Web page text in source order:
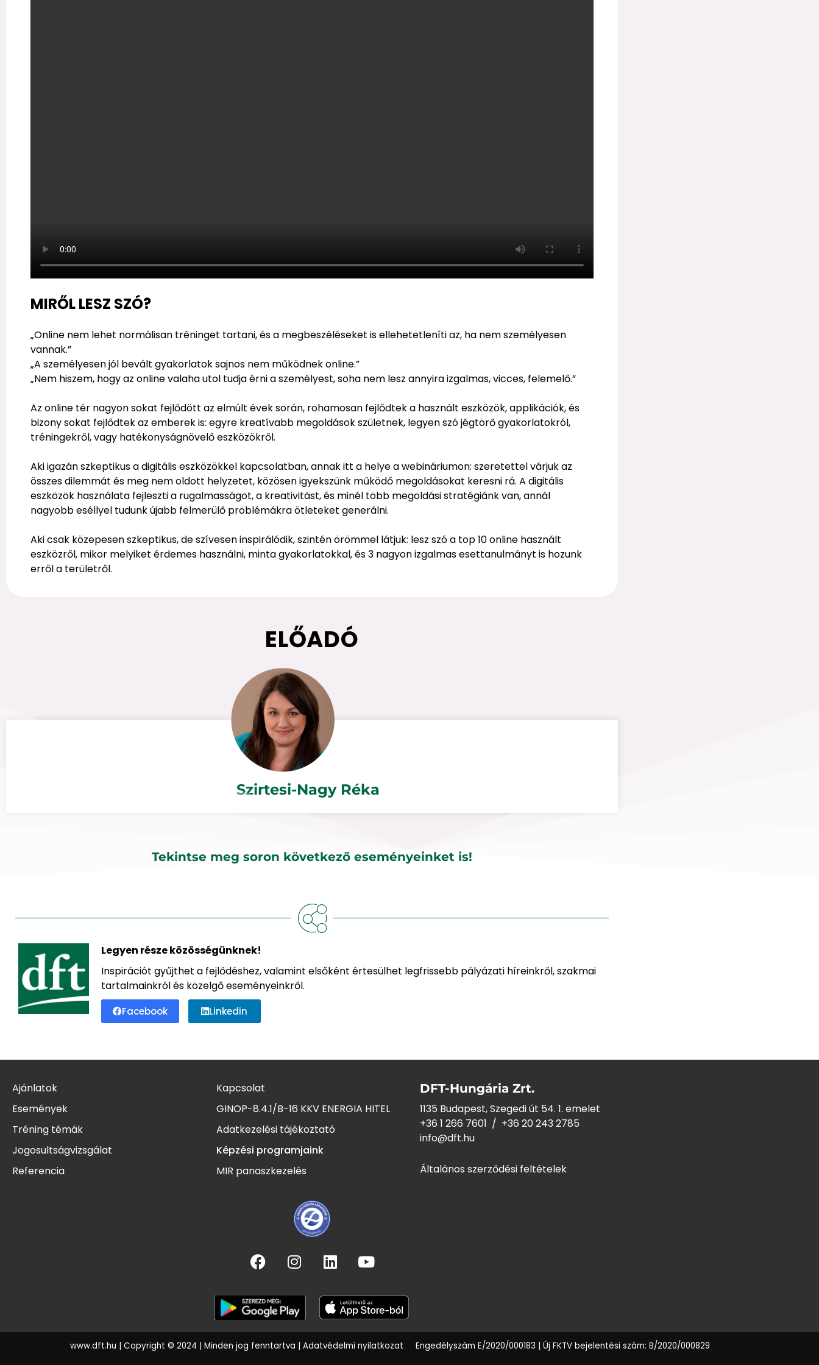
MIRŐL LESZ SZÓ?
„Online nem lehet normálisan tréninget tartani, és a megbeszéléseket is ellehetetleníti az, ha nem személyesen
vannak.”
„A személyesen jól bevált gyakorlatok sajnos nem működnek online.”
„Nem hiszem, hogy az online valaha utol tudja érni a személyest, soha nem lesz annyira izgalmas, vicces, felemelő.”
Az online tér nagyon sokat fejlődött az elmúlt évek során, rohamosan fejlődtek a használt eszközök, applikációk, és
bizony sokat fejlődtek az emberek is: egyre kreatívabb megoldások születnek, legyen szó jégtörő gyakorlatokról,
tréningekről, vagy hatékonyságnövelő eszközökről.
Aki igazán szkeptikus a digitális eszközökkel kapcsolatban, annak itt a helye a webináriumon: szeretettel várjuk az
összes dilemmát és meg nem oldott helyzetet, közösen igyekszünk működő megoldásokat keresni rá. A digitális
eszközök használata fejleszti a rugalmasságot, a kreativitást, és minél több megoldási stratégiánk van, annál
nagyobb eséllyel tudunk újabb felmerülő problémákra ötleteket generálni.
Aki csak közepesen szkeptikus, de szívesen inspirálódik, szintén örömmel látjuk: lesz szó a top 10 online használt
eszközről, mikor melyiket érdemes használni, minta gyakorlatokkal, és 3 nagyon izgalmas esettanulmányt is hozunk
erről a területről.
ELŐADÓ
Szirtesi-Nagy Réka
Tekintse meg soron következő eseményeinket is!
Legyen része közösségünknek!
Inspirációt gyűjthet a fejlődéshez, valamint elsőként értesülhet legfrissebb pályázati híreinkről, szakmai
tartalmainkról és közelgő eseményeinkről.
Facebook Linkedin
Ajánlatok
Események
Tréning témák
Jogosultságvizsgálat
Referencia
Kapcsolat
GINOP-8.4.1/B-16 KKV ENERGIA HITEL
Adatkezelési tájékoztató
Képzési programjaink
MIR panaszkezelés
DFT-Hungária Zrt.
1135 Budapest, Szegedi út 54. 1. emelet
+36 1 266 7601 / +36 20 2432785
info@dft.hu
Általános szerződési feltételek
www.dft.hu | Copyright © 2024 | Minden jog fenntartva | Adatvédelmi nyilatkozat Engedélyszám E/2020/000183 | Új FKTV bejelentési szám: B/2020/000829